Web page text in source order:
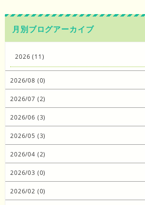
月別ブログアーカイブ
2026 (11)
2026/08 (0)
2026/07 (2)
2026/06 (3)
2026/05 (3)
2026/04 (2)
2026/03 (0)
2026/02 (0)